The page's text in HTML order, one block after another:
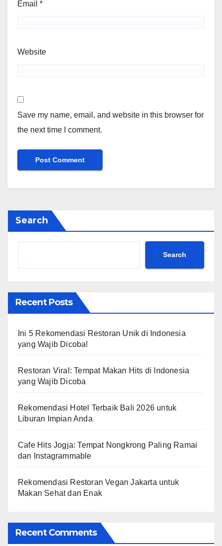
Email *
Website
Save my name, email, and website in this browser for
the next time I comment.
Search
Search
Recent Posts
Ini 5 Rekomendasi Restoran Unik di Indonesia
yang Wajib Dicoba!
Restoran Viral: Tempat Makan Hits di Indonesia
yang Wajib Dicoba
Rekomendasi Hotel Terbaik Bali 2026 untuk
Liburan Impian Anda
Cafe Hits Jogja: Tempat Nongkrong Paling Ramai
dan Instagrammable
Rekomendasi Restoran Vegan Jakarta untuk
Makan Sehat dan Enak
Recent Comments